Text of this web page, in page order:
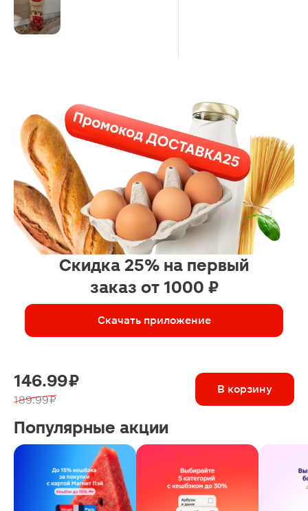
Скидка 25% на первый
заказ от 1000 ₽
Скачать приложение
146.99 ₽
189.99 ₽
В корзину
Популярные акции